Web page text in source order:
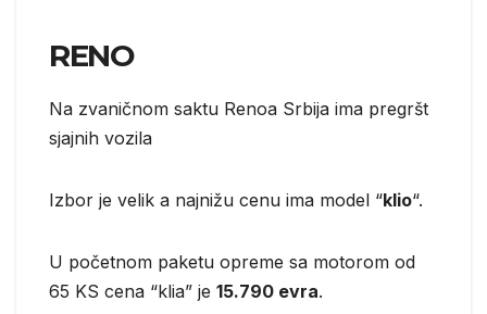
RENO
Na zvaničnom saktu Renoa Srbija ima pregršt
sjajnih vozila
Izbor je velik a najnižu cenu ima model “klio“.
U početnom paketu opreme sa motorom od
65 KS cena “klia” je 15.790 evra.